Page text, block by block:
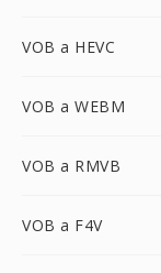
VOB a HEVC
VOB a WEBM
VOB a RMVB
VOB a F4V